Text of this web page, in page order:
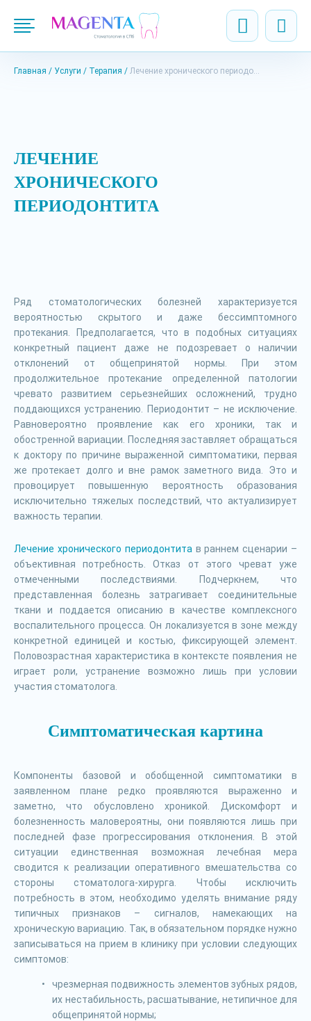
Главная Услуги Терапия Лечение хронического периодонтита
ЛЕЧЕНИЕ
ХРОНИЧЕСКОГО
ПЕРИОДОНТИТА
Ряд стоматологических болезней характеризуется
вероятностью скрытого и даже бессимптомного
протекания. Предполагается, что в подобных ситуациях
конкретный пациент даже не подозревает о наличии
отклонений от общепринятой нормы. При этом
продолжительное протекание определенной патологии
чревато развитием серьезнейших осложнений, трудно
поддающихся устранению. Периодонтит – не исключение.
Равновероятно проявление как его хроники, так и
обостренной вариации. Последняя заставляет обращаться
к доктору по причине выраженной симптоматики, первая
же протекает долго и вне рамок заметного вида. Это и
провоцирует повышенную вероятность образования
исключительно тяжелых последствий, что актуализирует
важность терапии.
Лечение хронического периодонтита в раннем сценарии –
объективная потребность. Отказ от этого чреват уже
отмеченными последствиями. Подчеркнем, что
представленная болезнь затрагивает соединительные
ткани и поддается описанию в качестве комплексного
воспалительного процесса. Он локализуется в зоне между
конкретной единицей и костью, фиксирующей элемент.
Половозрастная характеристика в контексте появления не
играет роли, устранение возможно лишь при условии
участия стоматолога.
Симптоматическая картина
Компоненты базовой и обобщенной симптоматики в
заявленном плане редко проявляются выраженно и
заметно, что обусловлено хроникой. Дискомфорт и
болезненность маловероятны, они появляются лишь при
последней фазе прогрессирования отклонения. В этой
ситуации единственная возможная лечебная мера
сводится к реализации оперативного вмешательства со
стороны стоматолога-хирурга. Чтобы исключить
потребность в этом, необходимо уделять внимание ряду
типичных признаков – сигналов, намекающих на
хроническую вариацию. Так, в обязательном порядке нужно
записываться на прием в клинику при условии следующих
симптомов:
чрезмерная подвижность элементов зубных рядов,
их нестабильность, расшатывание, нетипичное для
общепринятой нормы;